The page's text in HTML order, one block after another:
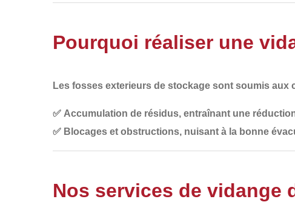
Pourquoi réaliser une
Les fosses exterieurs de stockage sont soumis aux
✅ Accumulation de résidus, entraînant une
✅ Blocages et obstructions, nuisant à la bonne
Nos services de vidange